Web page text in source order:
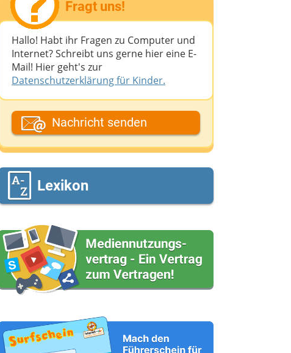
Fragt uns!
Hallo! Habt ihr Fragen zu Computer und
Internet? Schreibt uns gerne hier eine E-
Mail! Hier geht's zur
Datenschutzerklärung für Kinder.
Dein Fantasiename
Deine E-Mail-Adresse (wenn du eine
Antwort möchtest)
Deine Nachricht
Nachricht senden
Lexikon